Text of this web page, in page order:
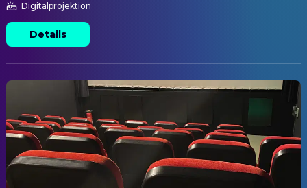
Digitalprojektion
Details